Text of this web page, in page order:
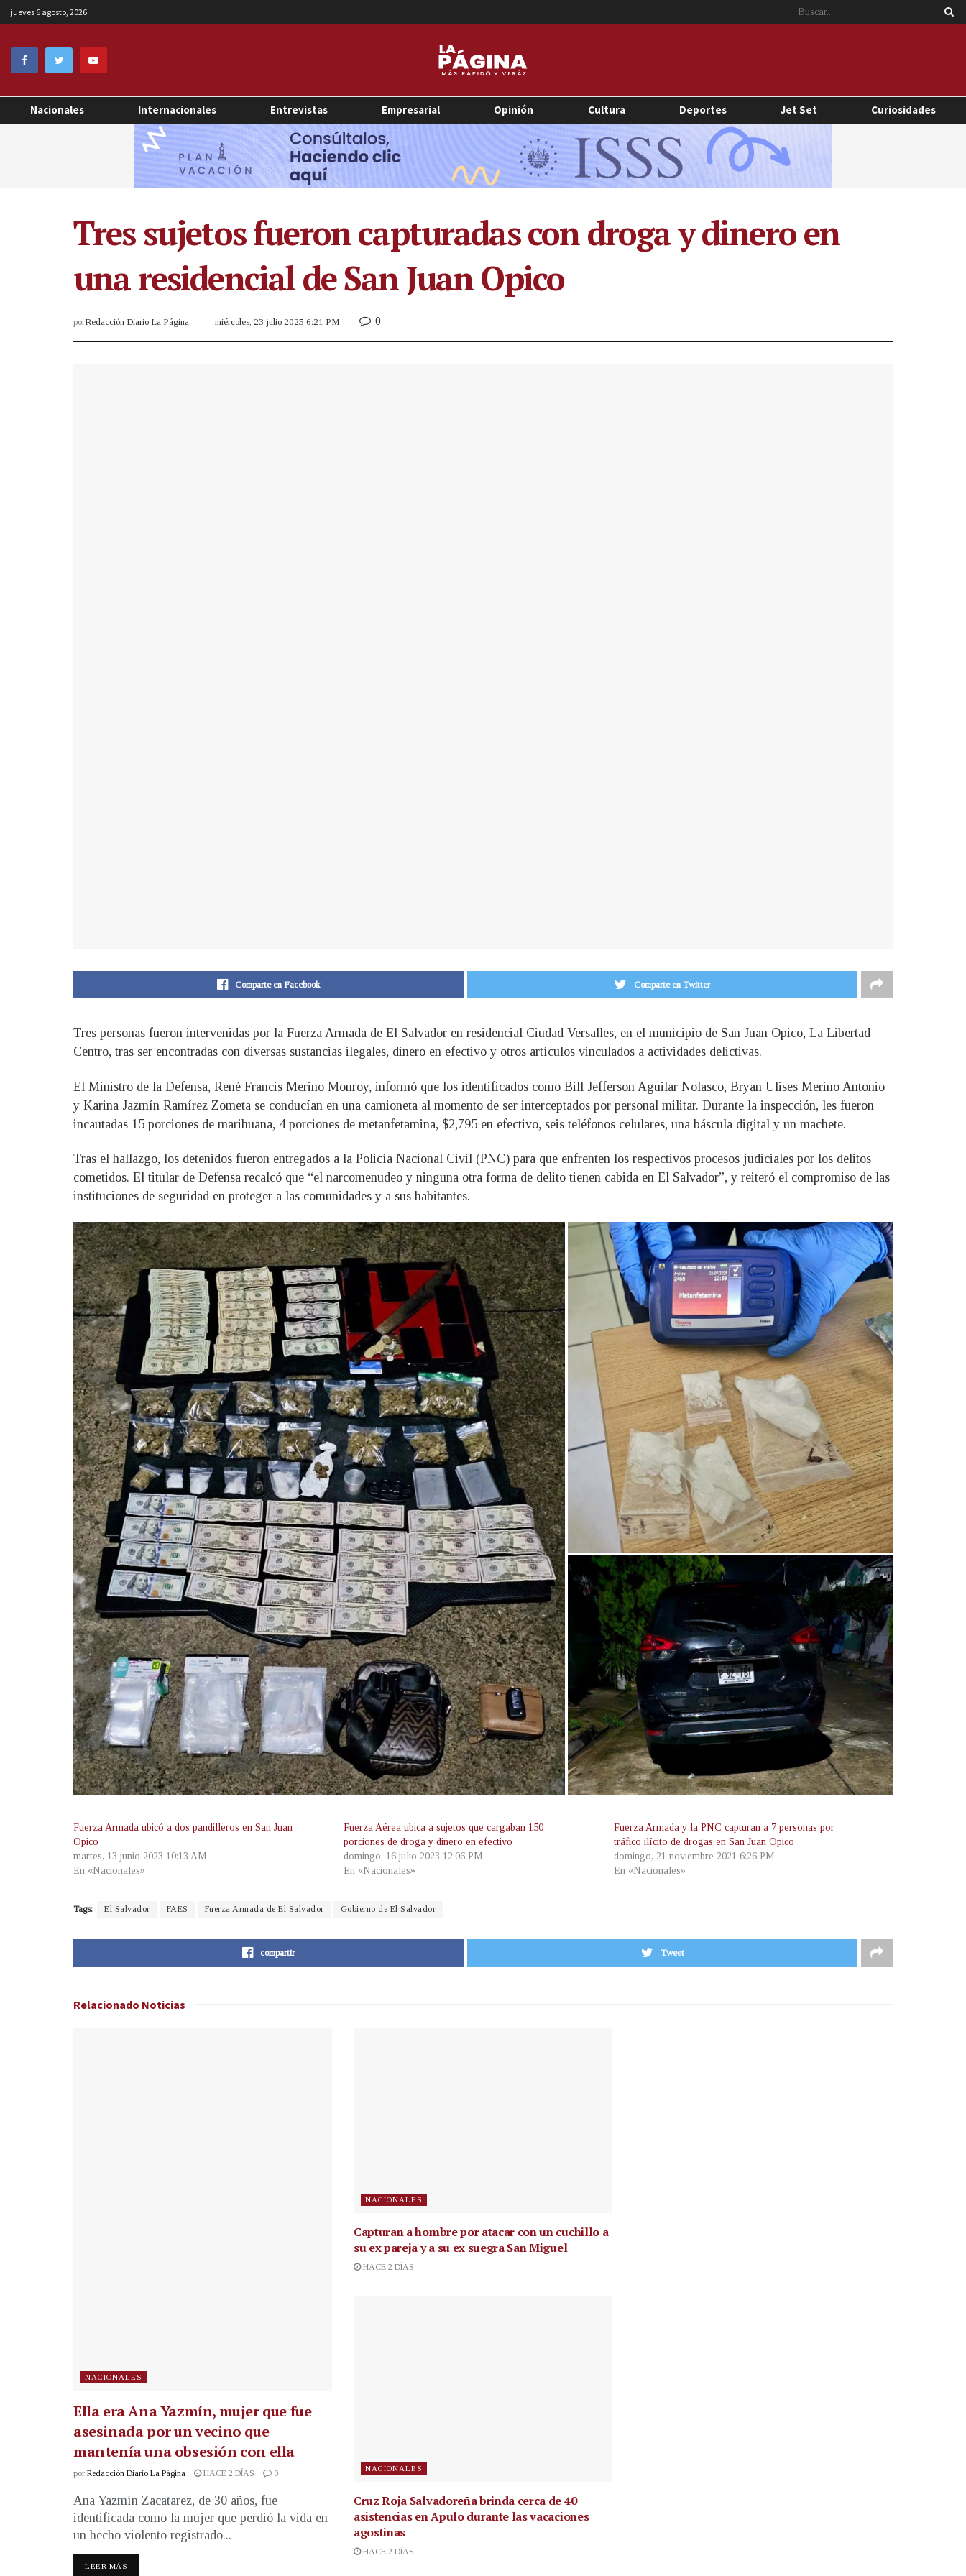
jueves 6 agosto, 2026
Nacionales Internacionales Entrevistas Empresarial Opinión Cultura Deportes Jet Set Curiosidades
Tres sujetos fueron capturadas con droga y dinero en
una residencial de San Juan Opico
porRedacción Diario La Página miércoles, 23 julio 2025 6:21 PM 0
Comparte en Facebook Comparte en Twitter
Tres personas fueron intervenidas por la Fuerza Armada de El Salvador en residencial Ciudad Versalles, en el municipio de San Juan Opico, La Libertad
Centro, tras ser encontradas con diversas sustancias ilegales, dinero en efectivo y otros artículos vinculados a actividades delictivas.
El Ministro de la Defensa, René Francis Merino Monroy, informó que los identificados como Bill Jefferson Aguilar Nolasco, Bryan Ulises Merino Antonio
y Karina Jazmín Ramírez Zometa se conducían en una camioneta al momento de ser interceptados por personal militar. Durante la inspección, les fueron
incautadas 15 porciones de marihuana, 4 porciones de metanfetamina, $2,795 en efectivo, seis teléfonos celulares, una báscula digital y un machete.
Tras el hallazgo, los detenidos fueron entregados a la Policía Nacional Civil (PNC) para que enfrenten los respectivos procesos judiciales por los delitos
cometidos. El titular de Defensa recalcó que “el narcomenudeo y ninguna otra forma de delito tienen cabida en El Salvador”, y reiteró el compromiso de las
instituciones de seguridad en proteger a las comunidades y a sus habitantes.
Fuerza Armada ubicó a dos pandilleros en San Juan
Opico
martes, 13 junio 2023 10:13 AM
En «Nacionales»
Fuerza Aérea ubica a sujetos que cargaban 150
porciones de droga y dinero en efectivo
domingo, 16 julio 2023 12:06 PM
En «Nacionales»
Fuerza Armada y la PNC capturan a 7 personas por
tráfico ilícito de drogas en San Juan Opico
domingo, 21 noviembre 2021 6:26 PM
En «Nacionales»
Tags: El Salvador FAES Fuerza Armada de El Salvador Gobierno de El Salvador
compartir Tweet
Relacionado Noticias
NACIONALES
Ella era Ana Yazmín, mujer que fue
asesinada por un vecino que
mantenía una obsesión con ella
por Redacción Diario La Página HACE 2 DÍAS 0
Ana Yazmín Zacatarez, de 30 años, fue
identificada como la mujer que perdió la vida en
un hecho violento registrado...
LEER MÁS
NACIONALES
Capturan a hombre por atacar con un cuchillo a
su ex pareja y a su ex suegra San Miguel
HACE 2 DÍAS
NACIONALES
Cruz Roja Salvadoreña brinda cerca de 40
asistencias en Apulo durante las vacaciones
agostinas
HACE 2 DÍAS